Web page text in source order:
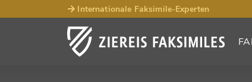
Internationale Faksimile-Experten